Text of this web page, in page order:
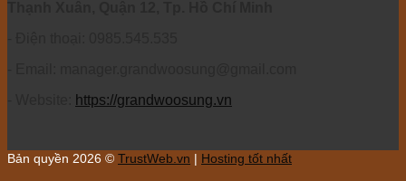
https://grandwoosung.vn
Bản quyền 2026 © TrustWeb.vn | Hosting tốt nhất